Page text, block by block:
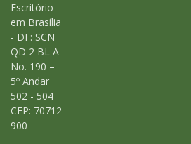
Escritório
em Brasília
- DF: SCN
QD 2 BL A
No. 190 –
5º Andar
502 - 504
CEP: 70712-
900